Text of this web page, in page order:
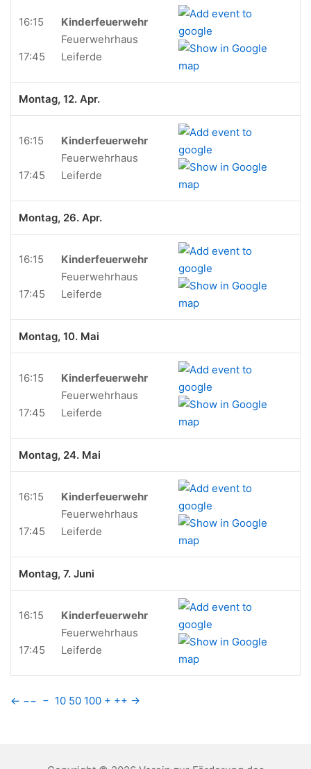
16:15
17:45
Kinderfeuerwehr
Feuerwehrhaus
Leiferde
Montag, 12. Apr.
16:15
17:45
Kinderfeuerwehr
Feuerwehrhaus
Leiferde
Montag, 26. Apr.
16:15
17:45
Kinderfeuerwehr
Feuerwehrhaus
Leiferde
Montag, 10. Mai
16:15
17:45
Kinderfeuerwehr
Feuerwehrhaus
Leiferde
Montag, 24. Mai
16:15
17:45
Kinderfeuerwehr
Feuerwehrhaus
Leiferde
Montag, 7. Juni
16:15
17:45
Kinderfeuerwehr
Feuerwehrhaus
Leiferde
← −− − 10 50 100 + ++ →